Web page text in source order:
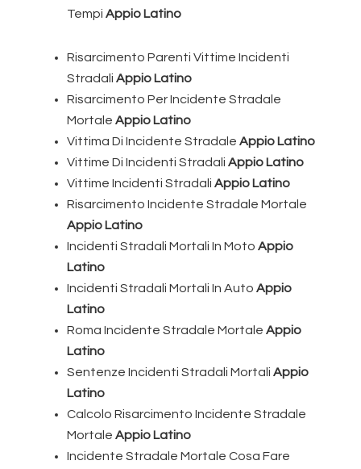
TempiAppio Latino
Risarcimento Parenti Vittime Incidenti
StradaliAppio Latino
Risarcimento Per Incidente Stradale
MortaleAppio Latino
Vittima Di Incidente StradaleAppio Latino
Vittime Di Incidenti StradaliAppio Latino
Vittime Incidenti StradaliAppio Latino
Risarcimento Incidente Stradale Mortale
Appio Latino
Incidenti Stradali Mortali In MotoAppio
Latino
Incidenti Stradali Mortali In AutoAppio
Latino
Roma Incidente Stradale MortaleAppio
Latino
Sentenze Incidenti Stradali MortaliAppio
Latino
Calcolo Risarcimento Incidente Stradale
MortaleAppio Latino
Incidente Stradale Mortale Cosa Fare